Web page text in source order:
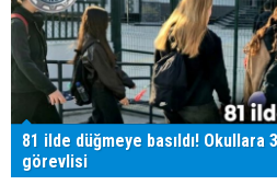
81 ilde düğmeye basıldı! Okullara
görevlisi